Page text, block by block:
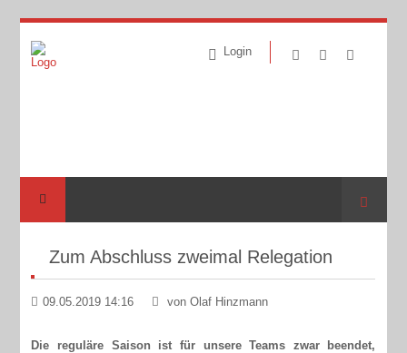
Login
Suche
Zum Abschluss zweimal Relegation
09.05.2019 14:16 von Olaf Hinzmann
Die reguläre Saison ist für unsere Teams zwar beendet,